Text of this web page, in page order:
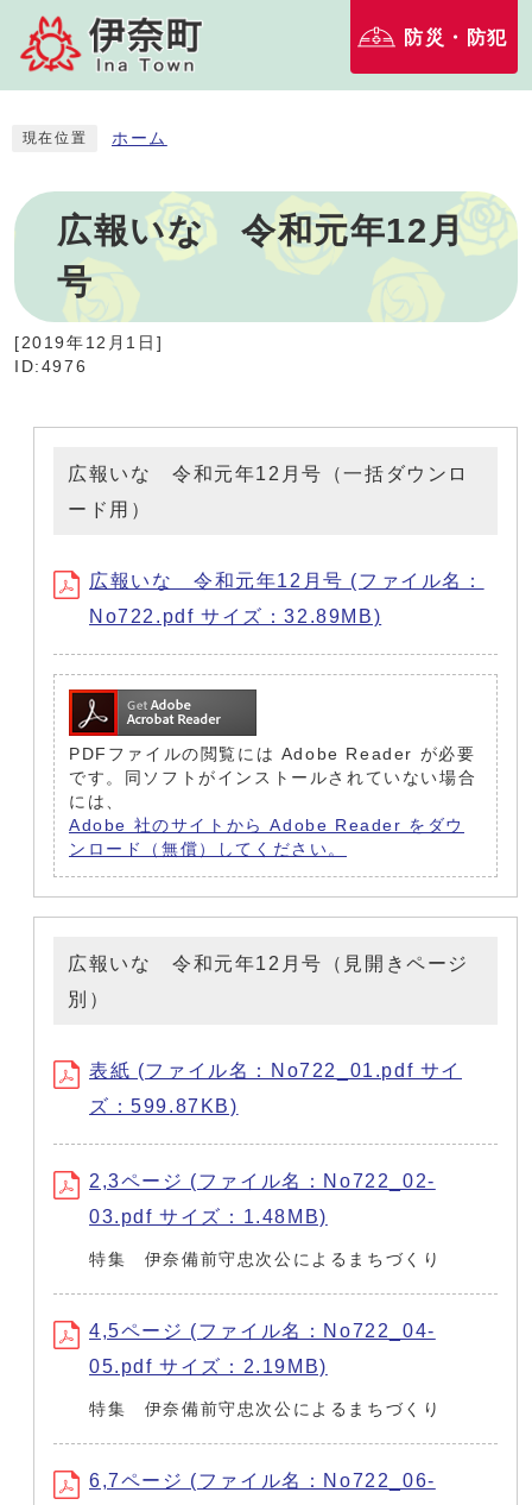
防災・防犯
現在位置 ホーム
広報いな 令和元年12月
号
[2019年12月1日 ]
ID:4976
広報いな 令和元年12月号（一括ダウンロ
ード用）
広報いな 令和元年12月号 (ファイル名：
No722.pdf サイズ：32.89MB)
PDFファイルの閲覧には Adobe Reader が必要
です。同ソフトがインストールされていない場合
には、
Adobe 社のサイトから Adobe Reader をダウ
ンロード（無償）してください。
広報いな 令和元年12月号（見開きページ
別）
表紙 (ファイル名：No722_01.pdf サイ
ズ：599.87KB)
2,3ページ (ファイル名：No722_02-
03.pdf サイズ：1.48MB)
特集 伊奈備前守忠次公によるまちづくり
4,5ページ (ファイル名：No722_04-
05.pdf サイズ：2.19MB)
特集 伊奈備前守忠次公によるまちづくり
6,7ページ (ファイル名：No722_06-